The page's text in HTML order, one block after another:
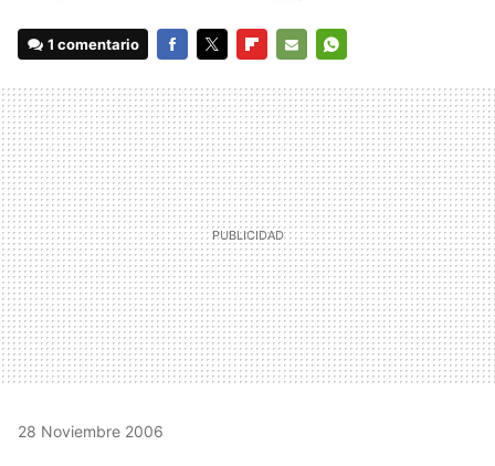
1 comentario
MAIL
28 Noviembre 2006